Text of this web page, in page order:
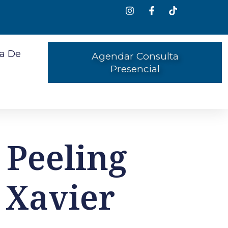
De
Agendar Consulta
Presencial
Xavier